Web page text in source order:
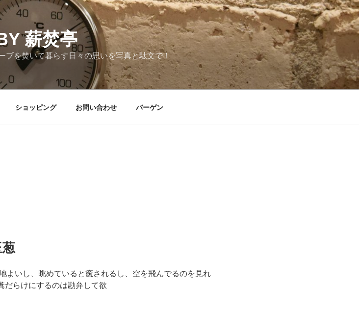
薪焚亭
を焚いて暮らす日々の思いを写真と駄文で！
ショッピング お問い合わせ バーゲン
よいし、眺めていると癒されるし、空を飛んでるのを見れ
だらけにするのは勘弁して欲